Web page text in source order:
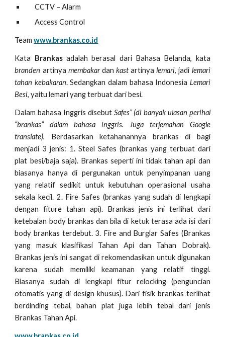
CCTV – Alarm
Access Control
Teamwww.brankas.co.id
Kata Brankasadalah berasal dari Bahasa Belanda, kata
branden artinya membakardankast artinyalemari, jadi lemari
tahan kebakaran. Sedangkan dalam bahasa Indonesia Lemari
Besi, yaitu lemari yang terbuat dari besi.
Dalam bahasa Inggris disebut Safes” (di banyak ulasan perihal
“brankas” dalam bahasa inggris. Juga terjemahan Google
translate). Berdasarkan ketahanannya brankas di bagi
menjadi 3 jenis: 1. Steel Safes (brankas yang terbuat dari
plat besi/baja saja). Brankas seperti ini tidak tahan api dan
biasanya hanya di pergunakan untuk penyimpanan uang
yang relatif sedikit untuk kebutuhan operasional usaha
sekala kecil. 2. Fire Safes (brankas yang sudah di lengkapi
dengan fiture tahan api). Brankas jenis ini terlihat dari
ketebalan body brankas dan bila di ketuk terasa ada isi dari
body brankas terdebut. 3. Fire and Burglar Safes (Brankas
yang masuk klasifikasi Tahan Api dan Tahan Dobrak).
Brankas jenis ini sangat di rekomendasikan untuk digunakan
karena sudah memiliki keamanan yang relatif tinggi.
Biasanya sudah di lengkapi fitur relocking (penguncian
otomatis yang di design khusus). Dari fisik brankas terlihat
berdinding tebal, bahan plat juga lebih tebal dari jenis
Brankas Tahan Api.